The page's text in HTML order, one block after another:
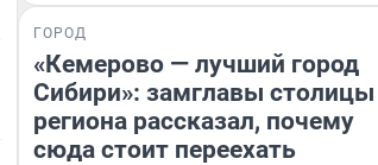
ГОРОД
«Кемерово — лучший город
Сибири»: замглавы столицы
региона рассказал, почему
сюда стоит переехать